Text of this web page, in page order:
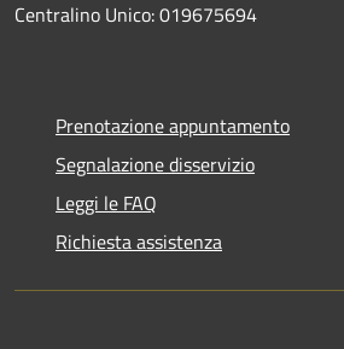
Centralino Unico: 019675694
Prenotazione appuntamento
Segnalazione disservizio
Leggi le FAQ
Richiesta assistenza